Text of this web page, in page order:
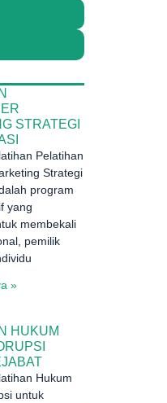
STRATEGI
Pelatihan
Strategi
program
yang
membekali
pemilik
»
HUKUM
Hukum
untuk